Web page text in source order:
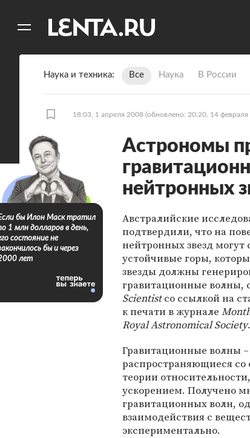
Наука и техника Все Наука В России
18:03, 1 апреля 2008 (обновлено: 20:20, 14 февраля
Астрономы
нейтронных
Австралийские
подтвердили, что на
нейтронных звезд могут
устойчивые горы,
звезды должны
гравитационные волны,
Scientistсо ссылкой на
к печати в журнале
Royal Astronomical Society.
Гравитационные волны
распространяющиеся со
теории
ускорением. Получено
гравитационных волн,
взаимодействия с
экспериментально.
бы Илон Маск тратил
1 млн долларов в день,
состояние не
бы и через
лет